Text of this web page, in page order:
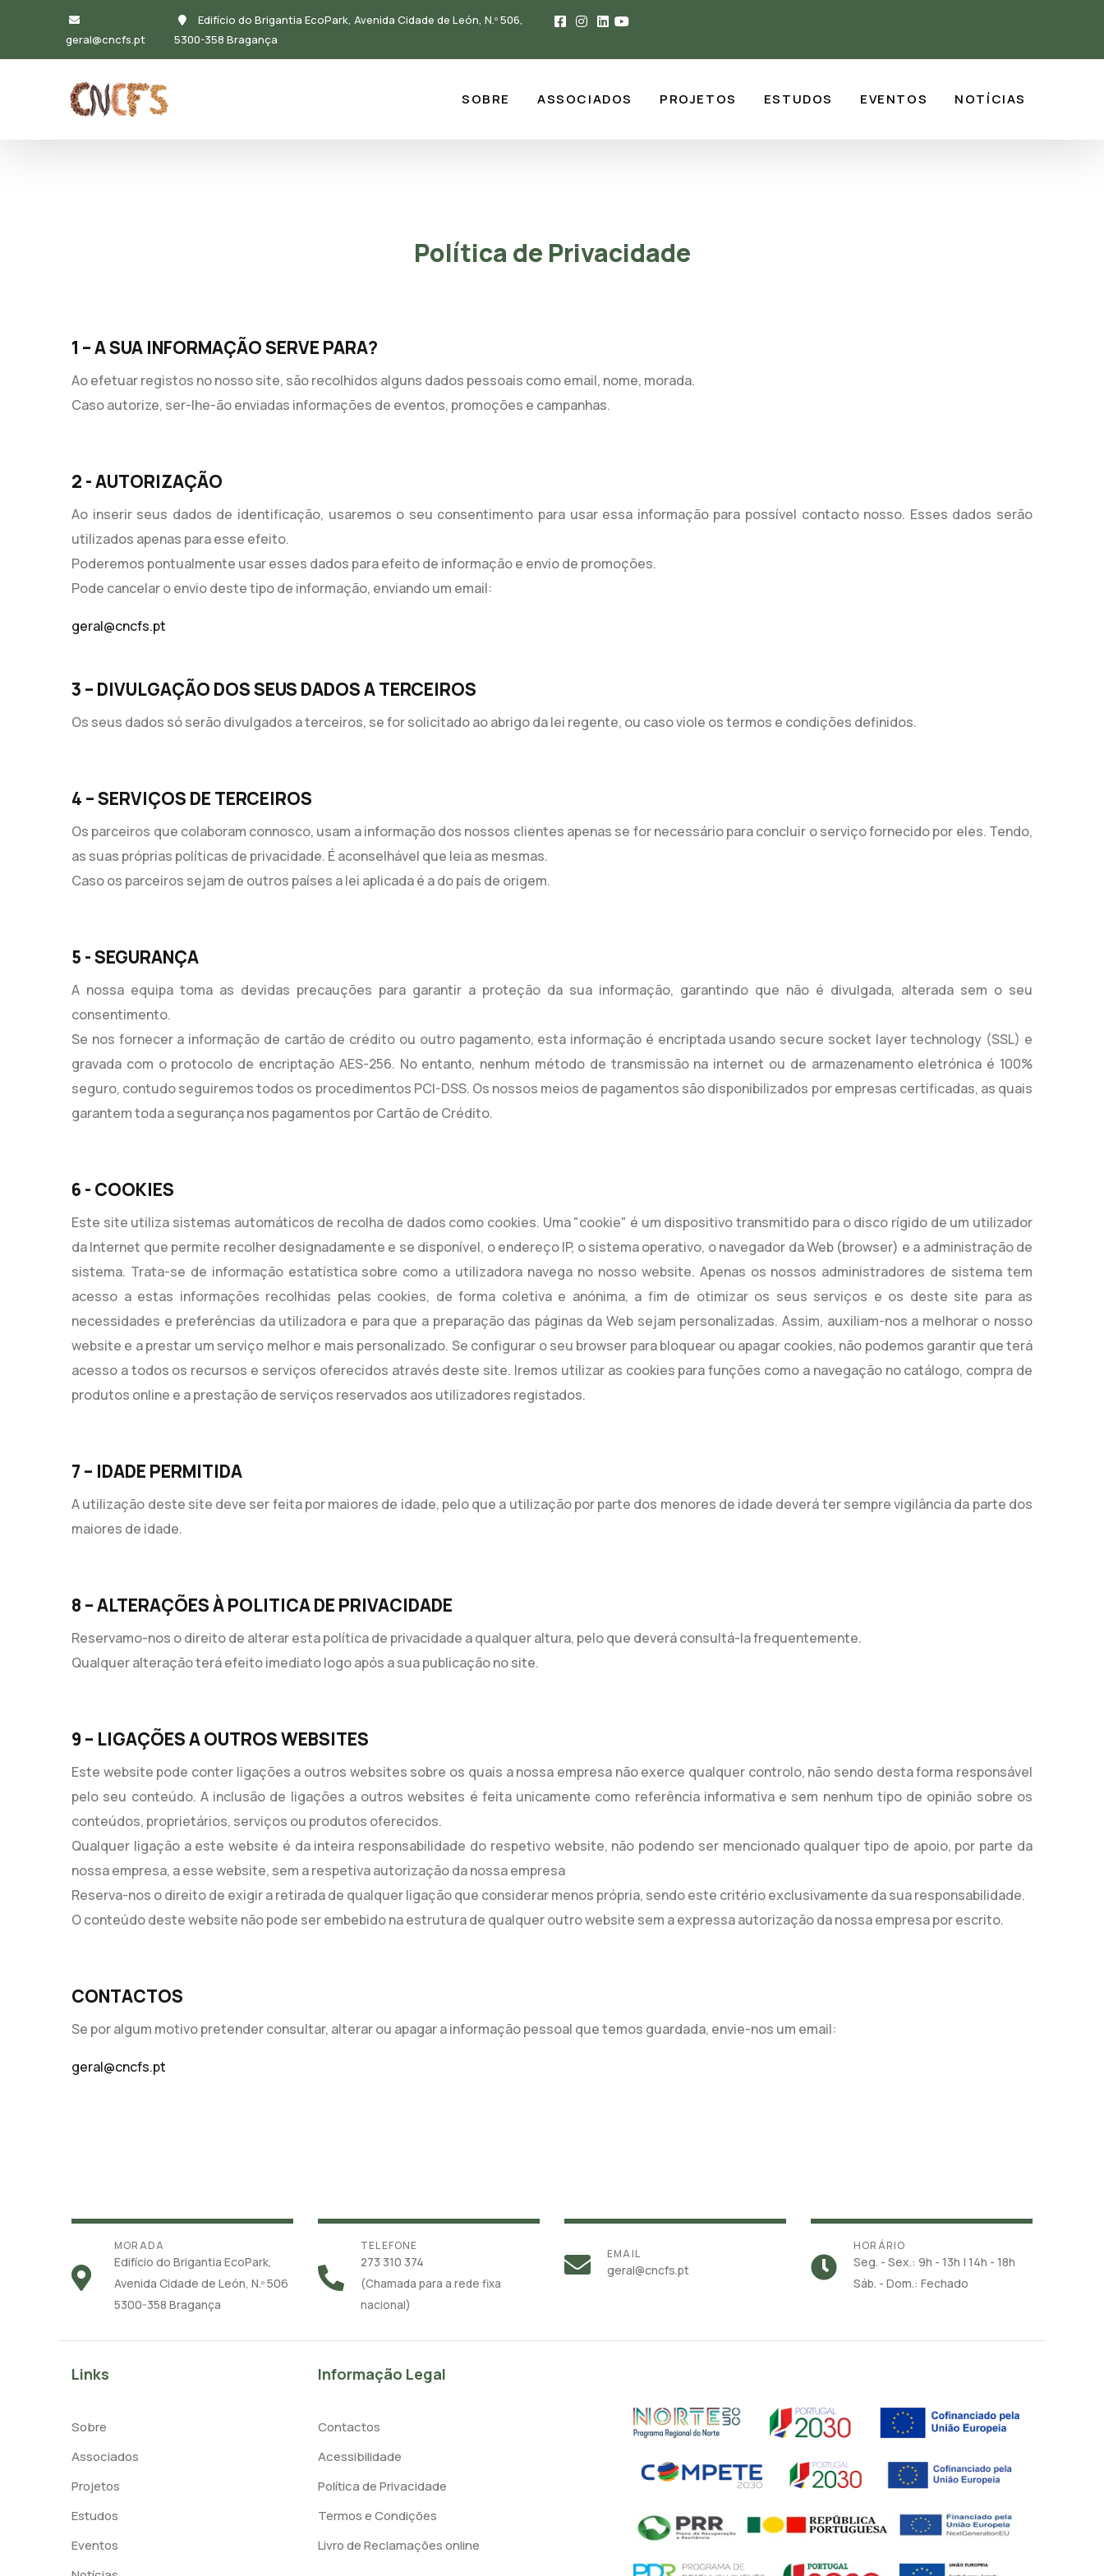
Passar para o conteúdo principal
geral@cncfs.pt
Edifício do Brigantia EcoPark, Avenida Cidade de León, N.º 506,
5300-358 Bragança
SOBRE ASSOCIADOS PROJETOS ESTUDOS EVENTOS NOTÍCIAS
Política de Privacidade
1 – A SUA INFORMAÇÃO SERVE PARA?
Ao efetuar registos no nosso site, são recolhidos alguns dados pessoais como email, nome, morada.
Caso autorize, ser-lhe-ão enviadas informações de eventos, promoções e campanhas.
2 - AUTORIZAÇÃO
Ao inserir seus dados de identificação, usaremos o seu consentimento para usar essa informação para possível contacto nosso. Esses dados serão
utilizados apenas para esse efeito.
Poderemos pontualmente usar esses dados para efeito de informação e envio de promoções.
Pode cancelar o envio deste tipo de informação, enviando um email:
geral@cncfs.pt
3 – DIVULGAÇÃO DOS SEUS DADOS A TERCEIROS
Os seus dados só serão divulgados a terceiros, se for solicitado ao abrigo da lei regente, ou caso viole os termos e condições definidos.
4 – SERVIÇOS DE TERCEIROS
Os parceiros que colaboram connosco, usam a informação dos nossos clientes apenas se for necessário para concluir o serviço fornecido por eles. Tendo,
as suas próprias políticas de privacidade. É aconselhável que leia as mesmas.
Caso os parceiros sejam de outros países a lei aplicada é a do país de origem.
5 - SEGURANÇA
A nossa equipa toma as devidas precauções para garantir a proteção da sua informação, garantindo que não é divulgada, alterada sem o seu
consentimento.
Se nos fornecer a informação de cartão de crédito ou outro pagamento, esta informação é encriptada usando secure socket layer technology (SSL) e
gravada com o protocolo de encriptação AES-256. No entanto, nenhum método de transmissão na internet ou de armazenamento eletrónica é 100%
seguro, contudo seguiremos todos os procedimentos PCI-DSS. Os nossos meios de pagamentos são disponibilizados por empresas certificadas, as quais
garantem toda a segurança nos pagamentos por Cartão de Crédito.
6 - COOKIES
Este site utiliza sistemas automáticos de recolha de dados como cookies. Uma "cookie" é um dispositivo transmitido para o disco rígido de um utilizador
da Internet que permite recolher designadamente e se disponível, o endereço IP, o sistema operativo, o navegador da Web (browser) e a administração de
sistema. Trata-se de informação estatística sobre como a utilizadora navega no nosso website. Apenas os nossos administradores de sistema tem
acesso a estas informações recolhidas pelas cookies, de forma coletiva e anónima, a fim de otimizar os seus serviços e os deste site para as
necessidades e preferências da utilizadora e para que a preparação das páginas da Web sejam personalizadas. Assim, auxiliam-nos a melhorar o nosso
website e a prestar um serviço melhor e mais personalizado. Se configurar o seu browser para bloquear ou apagar cookies, não podemos garantir que terá
acesso a todos os recursos e serviços oferecidos através deste site. Iremos utilizar as cookies para funções como a navegação no catálogo, compra de
produtos online e a prestação de serviços reservados aos utilizadores registados.
7 – IDADE PERMITIDA
A utilização deste site deve ser feita por maiores de idade, pelo que a utilização por parte dos menores de idade deverá ter sempre vigilância da parte dos
maiores de idade.
8 – ALTERAÇÕES À POLITICA DE PRIVACIDADE
Reservamo-nos o direito de alterar esta política de privacidade a qualquer altura, pelo que deverá consultá-la frequentemente.
Qualquer alteração terá efeito imediato logo após a sua publicação no site.
9 – LIGAÇÕES A OUTROS WEBSITES
Este website pode conter ligações a outros websites sobre os quais a nossa empresa não exerce qualquer controlo, não sendo desta forma responsável
pelo seu conteúdo. A inclusão de ligações a outros websites é feita unicamente como referência informativa e sem nenhum tipo de opinião sobre os
conteúdos, proprietários, serviços ou produtos oferecidos.
Qualquer ligação a este website é da inteira responsabilidade do respetivo website, não podendo ser mencionado qualquer tipo de apoio, por parte da
nossa empresa, a esse website, sem a respetiva autorização da nossa empresa
Reserva-nos o direito de exigir a retirada de qualquer ligação que considerar menos própria, sendo este critério exclusivamente da sua responsabilidade.
O conteúdo deste website não pode ser embebido na estrutura de qualquer outro website sem a expressa autorização da nossa empresa por escrito.
CONTACTOS
Se por algum motivo pretender consultar, alterar ou apagar a informação pessoal que temos guardada, envie-nos um email:
geral@cncfs.pt
MORADA
Edifício do Brigantia EcoPark,
Avenida Cidade de León, N.º 506
5300-358 Bragança
TELEFONE
273 310 374
(Chamada para a rede fixa
nacional)
EMAIL
geral@cncfs.pt
HORÁRIO
Seg. - Sex.: 9h - 13h | 14h - 18h
Sáb. - Dom.: Fechado
Links
Sobre
Associados
Projetos
Estudos
Eventos
Informação Legal
Contactos
Acessibilidade
Política de Privacidade
Termos e Condições
Livro de Reclamações online